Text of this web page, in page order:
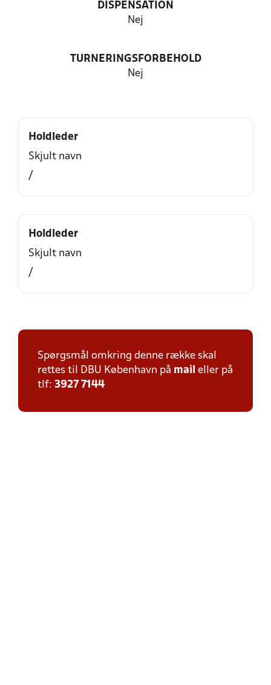
DISPENSATION
Nej
TURNERINGSFORBEHOLD
Nej
Holdleder
Skjult navn
/
Holdleder
Skjult navn
/
Spørgsmål omkring denne række skal
rettes til DBU København på mail eller på
tlf: 3927 7144